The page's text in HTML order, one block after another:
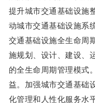
提升城市交通基础设施
动城市交通基础设施系
交通基础设施全生命周
施规划、设计、建设、
的全生命周期管理模式
益。加强城市交通基础
化管理和人性化服务水